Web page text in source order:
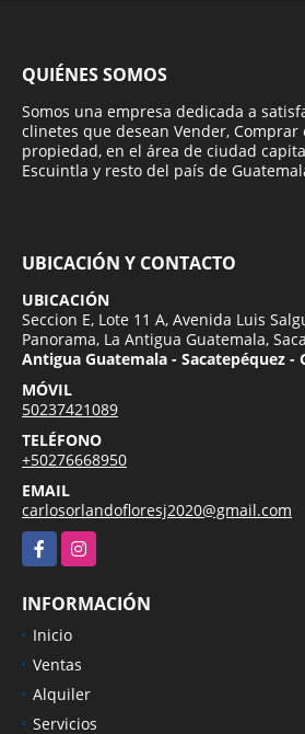
QUIÉNES SOMOS
Somos una empresa dedicada a
clinetes que desean Vender, Comprar
propiedad, en el área de ciudad
Escuintla y resto del país de
UBICACIÓN Y CONTACTO
UBICACIÓN
Seccion E, Lote 11 A, Avenida Luis
Panorama, La Antigua Guatemala,
Antigua Guatemala - Sacatepéquez -
MÓVIL
50237421089
TELÉFONO
+50276668950
EMAIL
carlosorlandofloresj2020@gmail.com
FacebookInstagram
INFORMACIÓN
Inicio
Ventas
Alquiler
Servicios